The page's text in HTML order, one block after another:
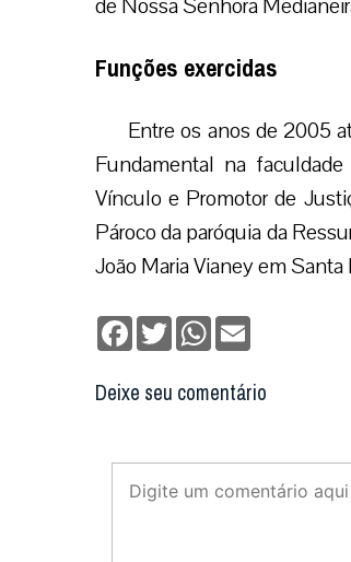
de Nossa Senhora
Funções exercidas
Entre os anos de 2005
Fundamental na
Vínculo e Promotor de
Pároco da paróquia da
João Maria Vianey em Santa
Facebook
TwitterWhatsApp
Deixe seu comentário